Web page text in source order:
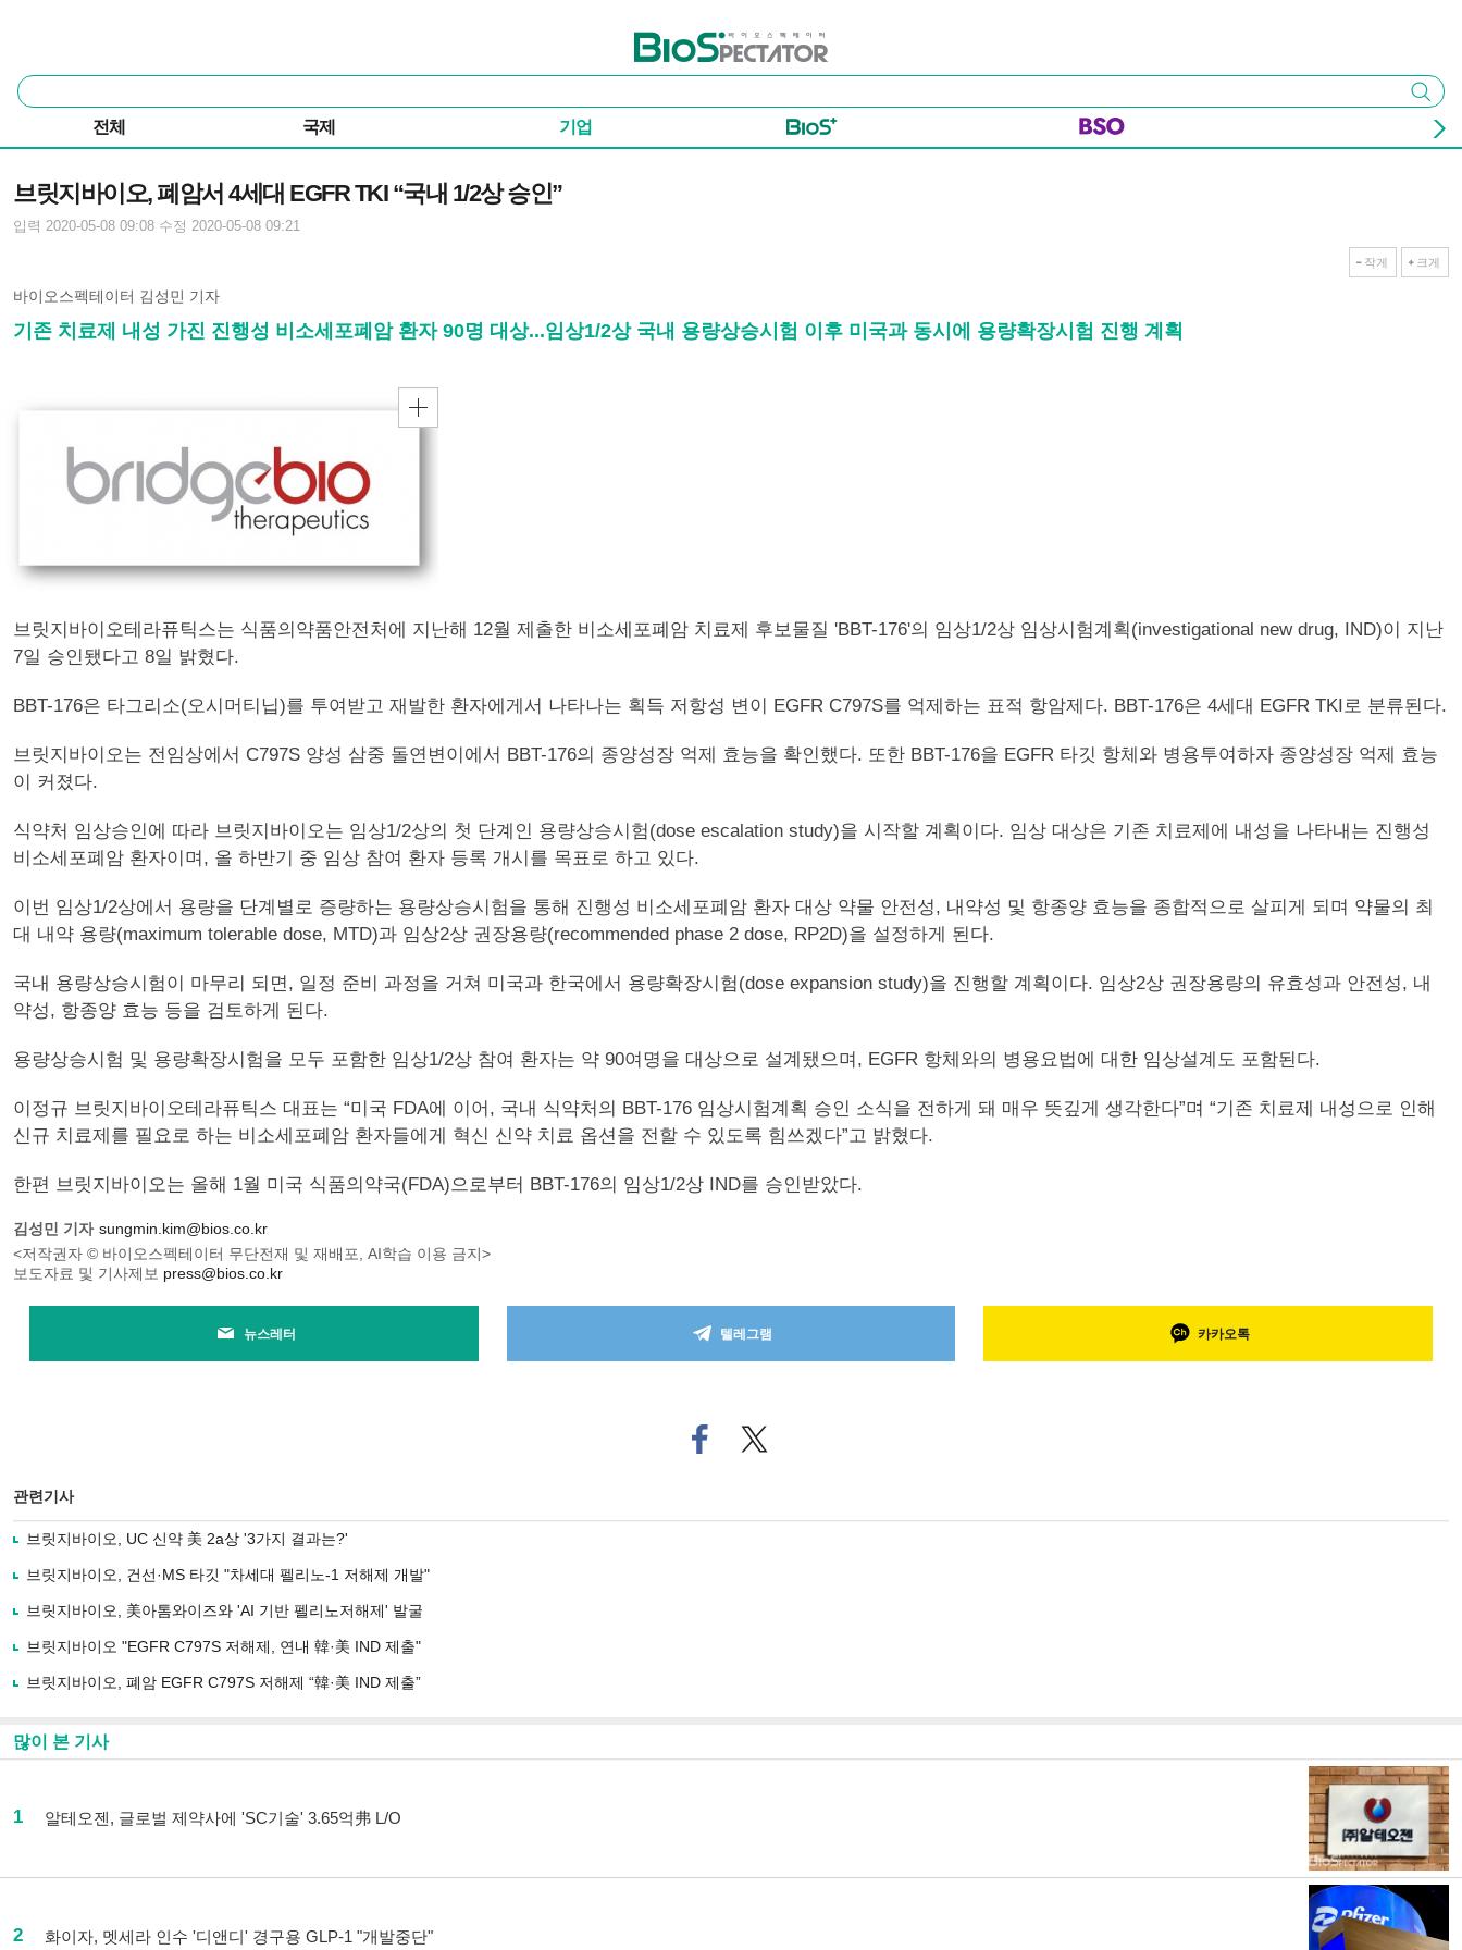
바이오스펙테이터
통
합
색
검색
전체 국제 기업
브릿지바이오, 폐암서 4세대 EGFR TKI “국내 1/2상 승인”
입력 2020-05-08 09:08 수정 2020-05-08 09:21
작게 크게
바이오스펙테이터 김성민 기자
기존 치료제 내성 가진 진행성 비소세포폐암 환자 90명 대상...임상1/2상 국내 용량상승시험 이후 미국과 동시에 용량확장시험 진행 계획
브릿지바이오테라퓨틱스는 식품의약품안전처에 지난해 12월 제출한 비소세포폐암 치료제 후보물질 'BBT-176'의 임상1/2상 임상시험계획(investigational new drug, IND)이 지난
7일 승인됐다고 8일 밝혔다.
BBT-176은 타그리소(오시머티닙)를 투여받고 재발한 환자에게서 나타나는 획득 저항성 변이 EGFR C797S를 억제하는 표적 항암제다. BBT-176은 4세대 EGFR TKI로 분류된다.
브릿지바이오는 전임상에서 C797S 양성 삼중 돌연변이에서 BBT-176의 종양성장 억제 효능을 확인했다. 또한 BBT-176을 EGFR 타깃 항체와 병용투여하자 종양성장 억제 효능
이 커졌다.
식약처 임상승인에 따라 브릿지바이오는 임상1/2상의 첫 단계인 용량상승시험(dose escalation study)을 시작할 계획이다. 임상 대상은 기존 치료제에 내성을 나타내는 진행성
비소세포폐암 환자이며, 올 하반기 중 임상 참여 환자 등록 개시를 목표로 하고 있다.
이번 임상1/2상에서 용량을 단계별로 증량하는 용량상승시험을 통해 진행성 비소세포폐암 환자 대상 약물 안전성, 내약성 및 항종양 효능을 종합적으로 살피게 되며 약물의 최
대 내약 용량(maximum tolerable dose, MTD)과 임상2상 권장용량(recommended phase 2 dose, RP2D)을 설정하게 된다.
국내 용량상승시험이 마무리 되면, 일정 준비 과정을 거쳐 미국과 한국에서 용량확장시험(dose expansion study)을 진행할 계획이다. 임상2상 권장용량의 유효성과 안전성, 내
약성, 항종양 효능 등을 검토하게 된다.
용량상승시험 및 용량확장시험을 모두 포함한 임상1/2상 참여 환자는 약 90여명을 대상으로 설계됐으며, EGFR 항체와의 병용요법에 대한 임상설계도 포함된다.
이정규 브릿지바이오테라퓨틱스 대표는 “미국 FDA에 이어, 국내 식약처의 BBT-176 임상시험계획 승인 소식을 전하게 돼 매우 뜻깊게 생각한다”며 “기존 치료제 내성으로 인해
신규 치료제를 필요로 하는 비소세포폐암 환자들에게 혁신 신약 치료 옵션을 전할 수 있도록 힘쓰겠다”고 밝혔다.
한편 브릿지바이오는 올해 1월 미국 식품의약국(FDA)으로부터 BBT-176의 임상1/2상 IND를 승인받았다.
김성민 기자 sungmin.kim@bios.co.kr
<저작권자 © 바이오스펙테이터 무단전재 및 재배포, AI학습 이용 금지>
보도자료 및 기사제보 press@bios.co.kr
뉴스레터 텔레그램 카카오톡
페
이
트위
터로
관련기사
브릿지바이오, UC 신약 美 2a상 '3가지 결과는?'
브릿지바이오, 건선·MS 타깃 "차세대 펠리노-1 저해제 개발"
브릿지바이오, 美아톰와이즈와 'AI 기반 펠리노저해제' 발굴
브릿지바이오 "EGFR C797S 저해제, 연내 韓·美 IND 제출"
브릿지바이오, 폐암 EGFR C797S 저해제 “韓·美 IND 제출”
많이 본 기사
1 알테오젠, 글로벌 제약사에 'SC기술' 3.65억弗 L/O
2 화이자, 멧세라 인수 '디앤디' 경구용 GLP-1 "개발중단"